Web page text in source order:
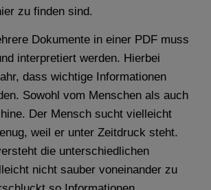
zu finden sind.
Dokumente in einer PDF muss
interpretiert werden. Hierbei
dass wichtige Informationen
Sowohl vom Menschen als auch
Der Mensch sucht vielleicht
weil er unter Zeitdruck steht.
die unterschiedlichen
nicht sauber voneinander zu